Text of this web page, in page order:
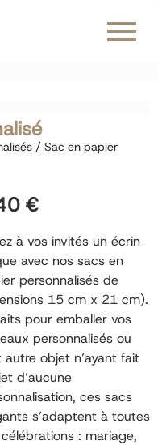
/ Sac en papier
€
à vos invités un écrin
avec nos sacs en
personnalisés de
15 cm x 21 cm).
pour emballer vos
personnalisés ou
autre objet n’ayant fait
d’aucune
ces sacs
s’adaptent à toutes
: mariage,